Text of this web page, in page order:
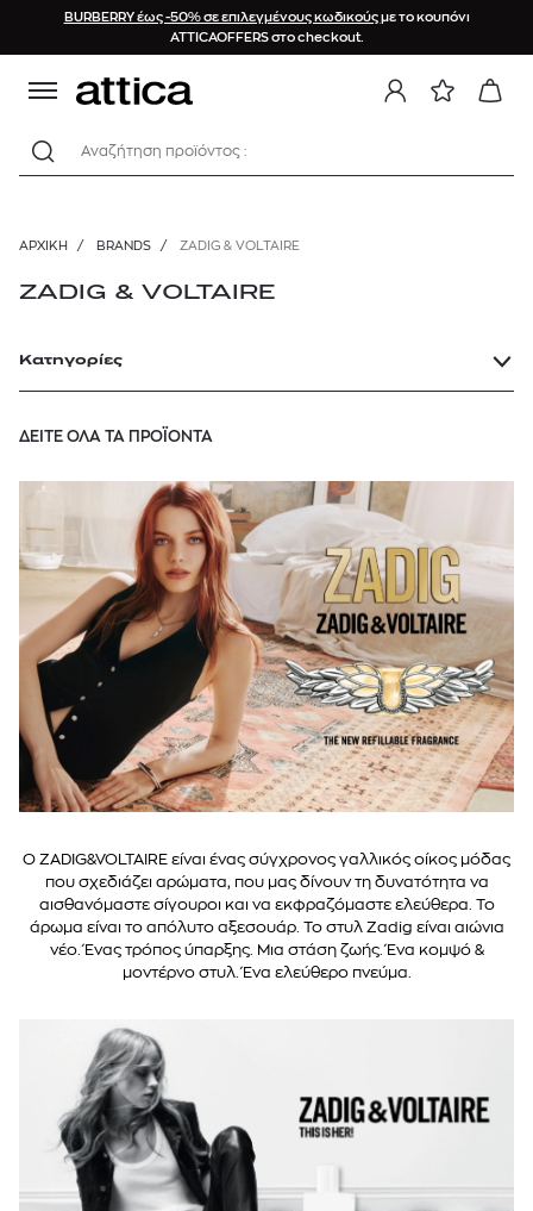
BURBERRY έως -50% σε επιλεγμένους κωδικούςμε το κουπόνι
ATTICAOFFERS στο checkout.
Αναζήτηση προϊόντος :
ΑΡΧΙΚΉ / BRANDS / ZADIG & VOLTAIRE
ZADIG & VOLTAIRE
Κατηγορίες
ΔΕΙΤΕ ΟΛΑ ΤΑ ΠΡΟΪΟΝΤΑ
Ο ZADIG&VOLTAIRE είναι ένας σύγχρονος γαλλικός οίκος μόδας
που σχεδιάζει αρώματα, που μας δίνουν τη δυνατότητα να
αισθανόμαστε σίγουροι και να εκφραζόμαστε ελεύθερα. Το
άρωμα είναι το απόλυτο αξεσουάρ. Το στυλ Zadig είναι αιώνια
νέο. Ένας τρόπος ύπαρξης. Μια στάση ζωής. Ένα κομψό &
μοντέρνο στυλ. Ένα ελεύθερο πνεύμα.